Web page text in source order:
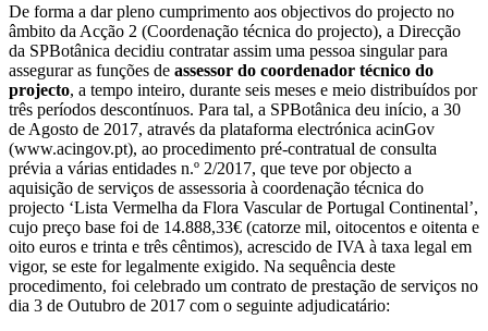
De forma a dar pleno cumprimento aos objectivos do projecto no
âmbito da Acção 2 (Coordenação técnica do projecto), a Direcção
da SPBotânica decidiu contratar assim uma pessoa singular para
assegurar as funções de assessor do coordenador técnico do
projecto, a tempo inteiro, durante seis meses e meio distribuídos por
três períodos descontínuos. Para tal, a SPBotânica deu início, a 30
de Agosto de 2017, através da plataforma electrónica acinGov
(www.acingov.pt), ao procedimento pré-contratual de consulta
prévia a várias entidades n.º 2/2017, que teve por objecto a
aquisição de serviços de assessoria à coordenação técnica do
projecto ‘Lista Vermelha da Flora Vascular de Portugal Continental’,
cujo preço base foi de 14.888,33€ (catorze mil, oitocentos e oitenta e
oito euros e trinta e três cêntimos), acrescido de IVA à taxa legal em
vigor, se este for legalmente exigido. Na sequência deste
procedimento, foi celebrado um contrato de prestação de serviços no
dia 3 de Outubro de 2017 com o seguinte adjudicatário: